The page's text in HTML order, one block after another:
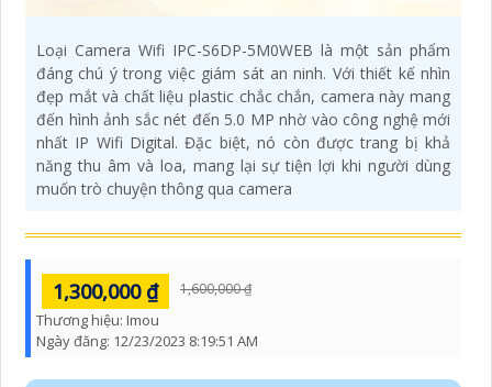
Loại Camera Wifi IPC-S6DP-5M0WEB là một sản phẩm
đáng chú ý trong việc giám sát an ninh. Với thiết kế nhìn
đẹp mắt và chất liệu plastic chắc chắn, camera này mang
đến hình ảnh sắc nét đến 5.0 MP nhờ vào công nghệ mới
nhất IP Wifi Digital. Đặc biệt, nó còn được trang bị khả
năng thu âm và loa, mang lại sự tiện lợi khi người dùng
muốn trò chuyện thông qua camera
1,300,000 ₫ 1,600,000 ₫
Thương hiệu: Imou
Ngày đăng: 12/23/2023 8:19:51 AM